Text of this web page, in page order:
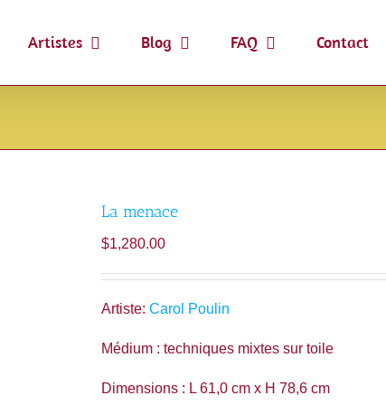
Artistes Blog FAQ Contact
La menace
$1,280.00
Artiste: Carol Poulin
Médium : techniques mixtes sur toile
Dimensions : L 61,0 cm x H 78,6 cm